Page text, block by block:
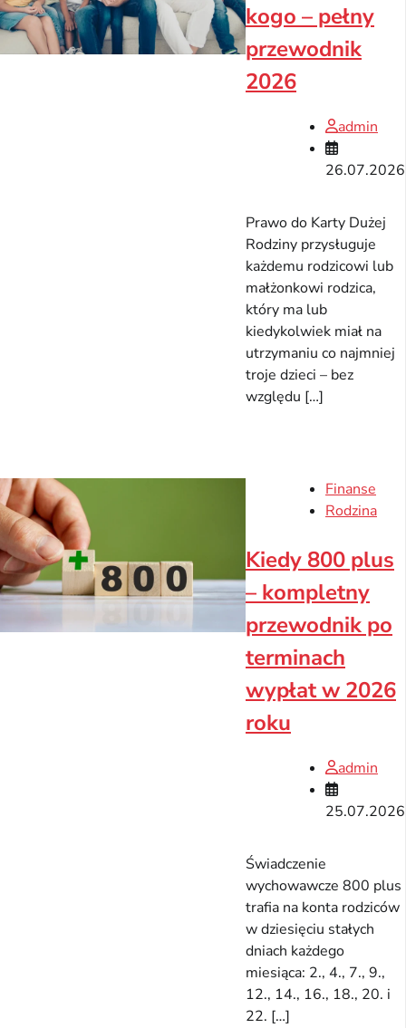
kogo – pełny
przewodnik
2026
admin
26.07.2026
Prawo do Karty Dużej
Rodziny przysługuje
każdemu rodzicowi lub
małżonkowi rodzica,
który ma lub
kiedykolwiek miał na
utrzymaniu co najmniej
troje dzieci – bez
względu […]
Finanse
Rodzina
Kiedy 800 plus
– kompletny
przewodnik po
terminach
wypłat w 2026
roku
admin
25.07.2026
Świadczenie
wychowawcze 800 plus
trafia na konta rodziców
w dziesięciu stałych
dniach każdego
miesiąca: 2., 4., 7., 9.,
12., 14., 16., 18., 20. i
22. […]